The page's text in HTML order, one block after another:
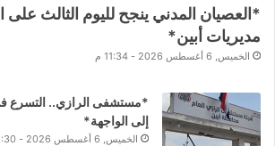
*العصيان المدني ينجح لليوم الثالث على
مديريات أبين*
الخميس, 6 أغسطس 2026 - 11:34 م
*مستشفى الرازي.. التسرع في
إلى الواجهة*
الخميس, 6 أغسطس 2026 - 11:30 م